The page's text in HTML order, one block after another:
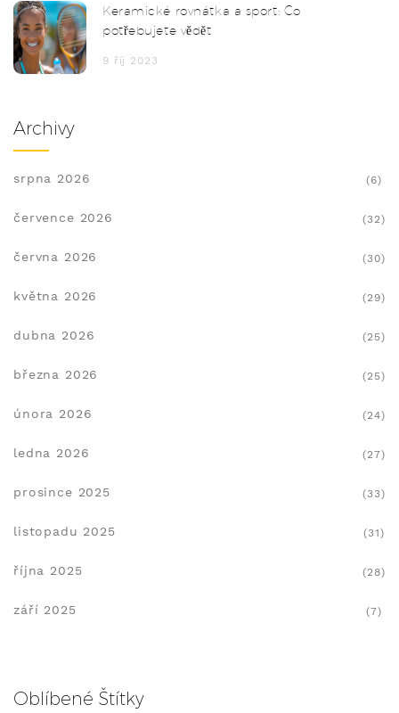
Keramické rovnátka a sport: Co
potřebujete vědět
9 říj 2023
Archivy
srpna 2026 (6)
července 2026 (32)
června 2026 (30)
května 2026 (29)
dubna 2026 (25)
března 2026 (25)
února 2026 (24)
ledna 2026 (27)
prosince 2025 (33)
listopadu 2025 (31)
října 2025 (28)
září 2025 (7)
Oblíbené Štítky